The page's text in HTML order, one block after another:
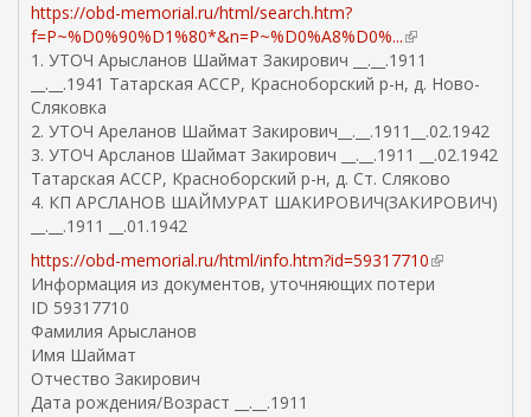
https://obd-memorial.ru/html/search.htm?
f=P~%D0%90%D1%80*&n=P~%D0%A8%D0%...(
в
н
ш
н
я
я
с
ы
л
1. УТОЧ Арысланов Шаймат Закирович __.__.1911
__.__.1941 Татарская АССР, Красноборский р-н, д. Ново-
Сляковка
2. УТОЧ Ареланов Шаймат Закирович__.__.1911__.02.1942
3. УТОЧ Арсланов Шаймат Закирович __.__.1911 __.02.1942
Татарская АССР, Красноборский р-н, д. Ст. Сляково
4. КП АРСЛАНОВ ШАЙМУРАТ ШАКИРОВИЧ(ЗАКИРОВИЧ)
__.__.1911 __.01.1942
https://obd-memorial.ru/html/info.htm?id=59317710(
в
Информация из документов, уточняющих потери
ID 59317710
Фамилия Арысланов
Имя Шаймат
Отчество Закирович
Дата рождения/Возраст __.__.1911